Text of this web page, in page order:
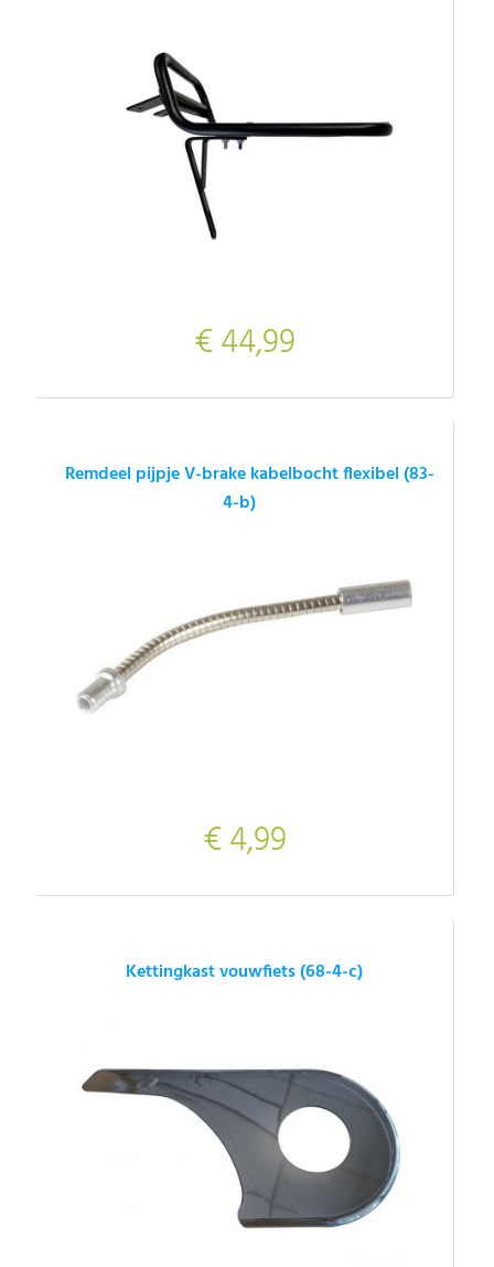
€ 44,99
Remdeel pijpje V-brake kabelbocht flexibel (83-
4-b)
€ 4,99
Kettingkast vouwfiets (68-4-c)